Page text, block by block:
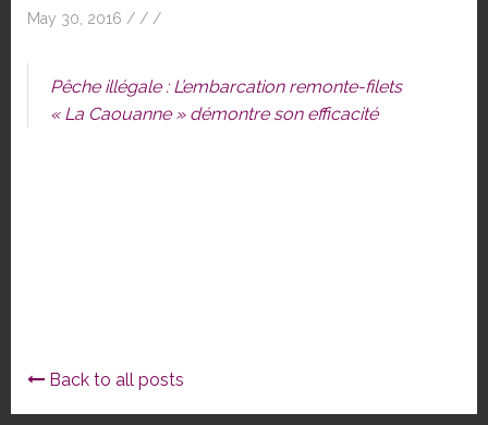
May 30, 2016 / / /
Pêche illégale : L’embarcation remonte-filets
« La Caouanne » démontre son efficacité
Back to all posts